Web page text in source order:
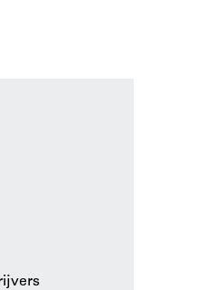
stedelijke en
van
projecten en
geslaagd een